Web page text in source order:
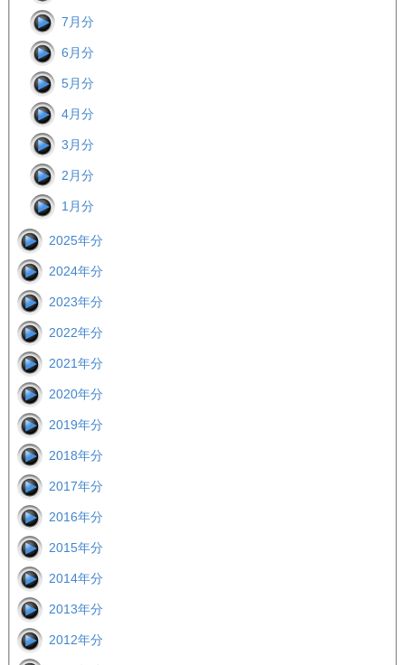
7月分
6月分
5月分
4月分
3月分
2月分
1月分
2025年分
2024年分
2023年分
2022年分
2021年分
2020年分
2019年分
2018年分
2017年分
2016年分
2015年分
2014年分
2013年分
2012年分